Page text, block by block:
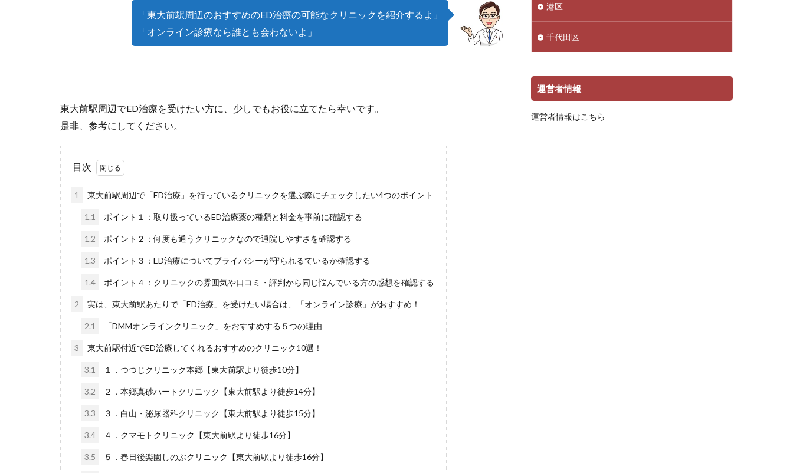
「東大前駅周辺のおすすめのED治療の可能なクリニックを紹介するよ」
「オンライン診療なら誰とも会わないよ」
東大前駅周辺でED治療を受けたい方に、少しでもお役に立てたら幸いです。
是非、参考にしてください。
目次
1 東大前駅周辺で「ED治療」を行っているクリニックを選ぶ際にチェックしたい4つのポイント
1.1 ポイント１：取り扱っているED治療薬の種類と料金を事前に確認する
1.2 ポイント２：何度も通うクリニックなので通院しやすさを確認する
1.3 ポイント３：ED治療についてプライバシーが守られるているか確認する
1.4 ポイント４：クリニックの雰囲気や口コミ・評判から同じ悩んでいる方の感想を確認する
2 実は、東大前駅あたりで「ED治療」を受けたい場合は、「オンライン診療」がおすすめ！
2.1 「DMMオンラインクリニック」をおすすめする５つの理由
3 東大前駅付近でED治療してくれるおすすめのクリニック10選！
3.1 １．つつじクリニック本郷【東大前駅より徒歩10分】
3.2 ２．本郷真砂ハートクリニック【東大前駅より徒歩14分】
3.3 ３．白山・泌尿器科クリニック【東大前駅より徒歩15分】
3.4 ４．クマモトクリニック【東大前駅より徒歩16分】
3.5 ５．春日後楽園しのぶクリニック【東大前駅より徒歩16分】
港区
千代田区
運営者情報
運営者情報はこちら